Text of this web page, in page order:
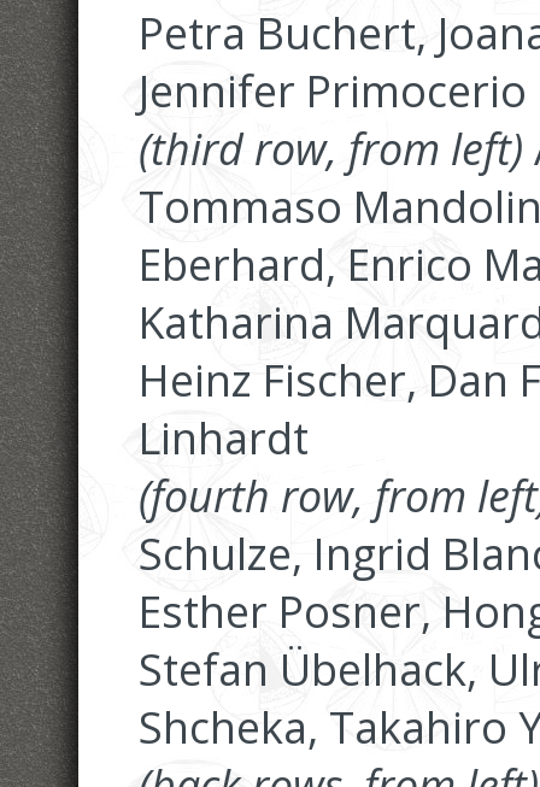
Petra Buchert,
Jennifer Primocerio
(third row, from left)
Tommaso
Eberhard, Enrico
Katharina
Heinz Fischer, Dan
Linhardt
(fourth row, from
Schulze, Ingrid
Esther Posner,
Stefan Übelhack,
Shcheka, Takahiro